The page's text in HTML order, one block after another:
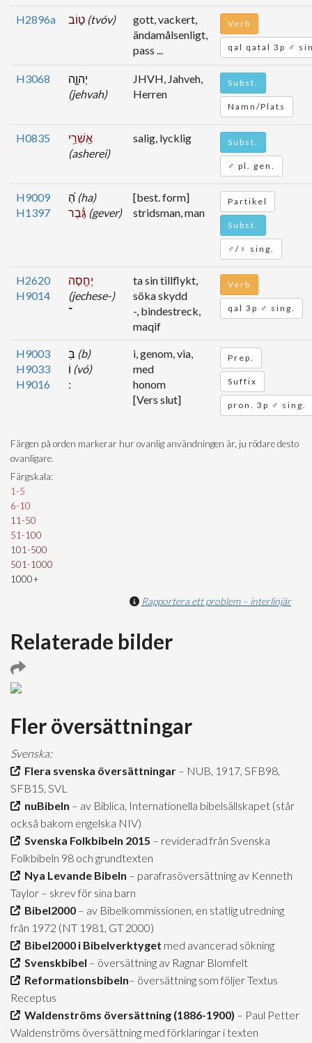
H2896a (tvóv)
gott, vackert,
ändamålsenligt,
pass ...
Verb
qal qatal 3p ♂
H3068
יְהוָ֑ה
(jehvah)
JHVH, Jahveh,
Herren
Subst.
Namn/Plats
H0835
אַֽשְׁרֵ֥י
(asherei)
salig, lycklig Subst.
♂ pl. gen.
H9009
H1397
הַ֝ (ha)
(gever)
[best. form]
stridsman, man
Partikel
Subst.
♂/♀ sing.
H2620
H9014
יֶחֱסֶה
(jechese-)
־
ta sin tillflykt,
söka skydd
-, bindestreck,
maqif
Verb
qal 3p ♂ sing.
H9003
H9033
H9016
(b)
(vó)
i, genom, via,
med
honom
[Vers slut]
Prep.
Suffix
pron. 3p ♂ sing.
Färgen på orden markerar hur ovanlig användningen är, ju rödare desto
ovanligare.
Färgskala:
1-5
6-10
11-50
51-100
101-500
501-1000
1000+
Rapportera ett problem – interlinjär
Relaterade bilder
Fler översättningar
Svenska:
Flera svenska översättningar – NUB, 1917, SFB98,
SFB15, SVL
nuBibeln – av Biblica, Internationella bibelsällskapet (står
också bakom engelska NIV)
Svenska Folkbibeln 2015 – reviderad från Svenska
Folkbibeln 98 och grundtexten
Nya Levande Bibeln – parafrasöversättning av Kenneth
Taylor – skrev för sina barn
Bibel2000 – av Bibelkommissionen, en statlig utredning
från 1972 (NT 1981, GT 2000)
Bibel2000 i Bibelverktyget med avancerad sökning
Svenskbibel – översättning av Ragnar Blomfelt
Reformationsbibeln– översättning som följer Textus
Receptus
Waldenströms översättning (1886-1900) – Paul Petter
Waldenströms översättning med förklaringar i texten